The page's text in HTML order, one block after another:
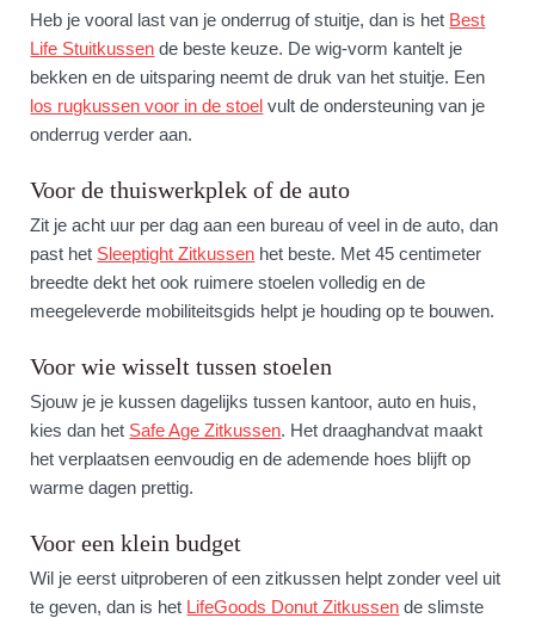
Heb je vooral last van je onderrug of stuitje, dan is het Best
Life Stuitkussen de beste keuze. De wig-vorm kantelt je
bekken en de uitsparing neemt de druk van het stuitje. Een
los rugkussen voor in de stoel vult de ondersteuning van je
onderrug verder aan.
Voor de thuiswerkplek of de auto
Zit je acht uur per dag aan een bureau of veel in de auto, dan
past het Sleeptight Zitkussen het beste. Met 45 centimeter
breedte dekt het ook ruimere stoelen volledig en de
meegeleverde mobiliteitsgids helpt je houding op te bouwen.
Voor wie wisselt tussen stoelen
Sjouw je je kussen dagelijks tussen kantoor, auto en huis,
kies dan het Safe Age Zitkussen. Het draaghandvat maakt
het verplaatsen eenvoudig en de ademende hoes blijft op
warme dagen prettig.
Voor een klein budget
Wil je eerst uitproberen of een zitkussen helpt zonder veel uit
te geven, dan is het LifeGoods Donut Zitkussen de slimste